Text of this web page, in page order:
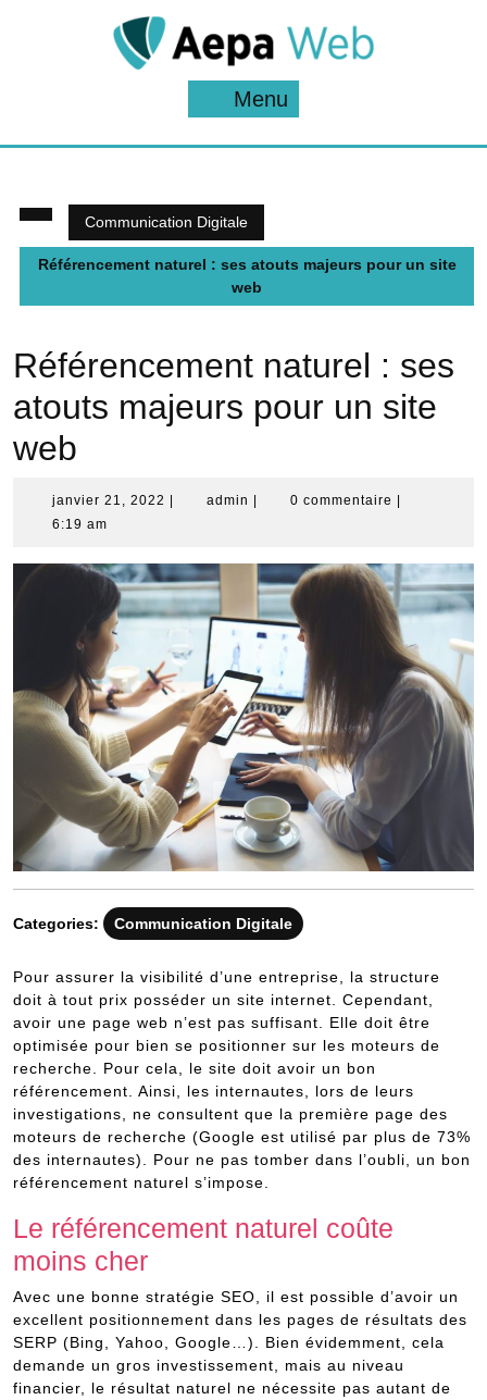
Menu
Communication Digitale
Référencement naturel : ses atouts majeurs pour un site
web
Référencement naturel : ses
atouts majeurs pour un site
web
janvier 21, 2022 janvieradmin admin0 commentaire
6:19 am
Categories: Communication Digitale
Pour assurer la visibilité d’une entreprise, la structure
doit à tout prix posséder un site internet. Cependant,
avoir une page web n’est pas suffisant. Elle doit être
optimisée pour bien se positionner sur les moteurs de
recherche. Pour cela, le site doit avoir un bon
référencement. Ainsi, les internautes, lors de leurs
investigations, ne consultent que la première page des
moteurs de recherche (Google est utilisé par plus de 73%
des internautes). Pour ne pas tomber dans l’oubli, un bon
référencement naturel s’impose.
Le référencement naturel coûte
moins cher
Avec une bonne stratégie SEO, il est possible d’avoir un
excellent positionnement dans les pages de résultats des
SERP (Bing, Yahoo, Google…). Bien évidemment, cela
demande un gros investissement, mais au niveau
financier, le résultat naturel ne nécessite pas autant de